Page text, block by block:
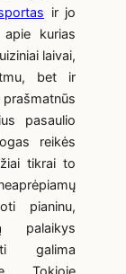
ir jo
kurias
laivai,
bet ir
pasaulio
reikės
tikrai to
pianinu,
palaikys
galima